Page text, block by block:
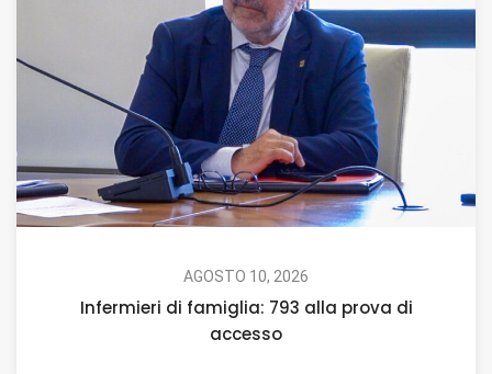
AGOSTO 10, 2026
Infermieri di famiglia: 793 alla prova di
accesso